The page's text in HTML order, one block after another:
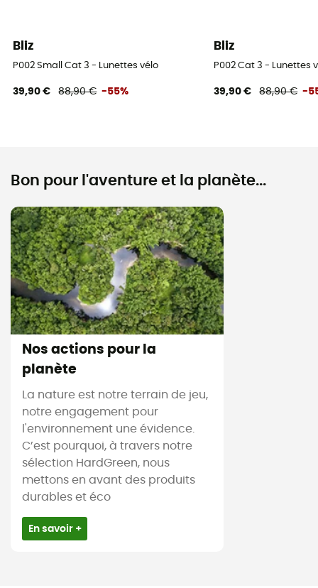
Bliz
P002 Small Cat 3 - Lunettes vélo
39,90 € 88,90 € -55%
Bliz
P002 Cat 3 - Lunettes
39,90 € 88,90 € -
Bon pour l'aventure et la planète...
Nos actions pour la
planète
La nature est notre terrain de jeu,
notre engagement pour
l'environnement une évidence.
C’est pourquoi, à travers notre
sélection HardGreen, nous
mettons en avant des produits
durables et éco
En savoir +